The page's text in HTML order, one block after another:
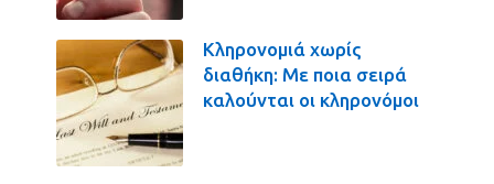
Κληρονομιά χωρίς
διαθήκη: Με ποια σειρά
καλούνται οι κληρονόμοι